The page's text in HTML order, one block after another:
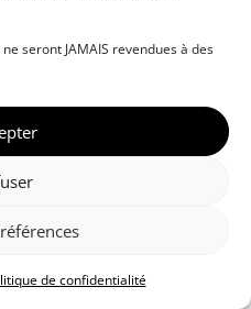
seront JAMAIS revendues à des
de confidentialité
• Paris •